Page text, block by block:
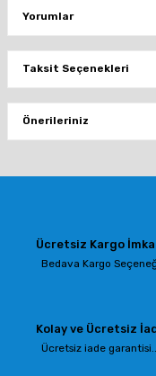
Yorumlar
Bu
Taksit Seçenekleri
Önerileriniz
Ürün resmi kalitesiz,
Ürün fiyatı diğer
Ücretsiz Kargo
Bedava Kargo
Kolay ve Ücretsiz
Ücretsiz iade